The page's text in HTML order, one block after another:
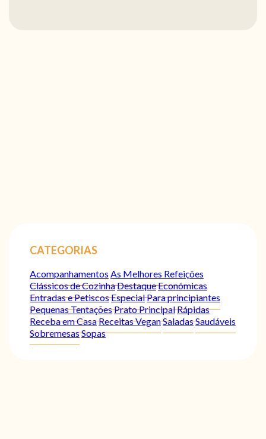
CATEGORIAS
Acompanhamentos As Melhores Refeições
Clássicos de CozinhaDestaqueEconómicas
Entradas e PetiscosEspecialPara principiantes
Pequenas TentaçõesPrato PrincipalRápidas
Receba em CasaReceitas VeganSaladasSaudáveis
SobremesasSopas